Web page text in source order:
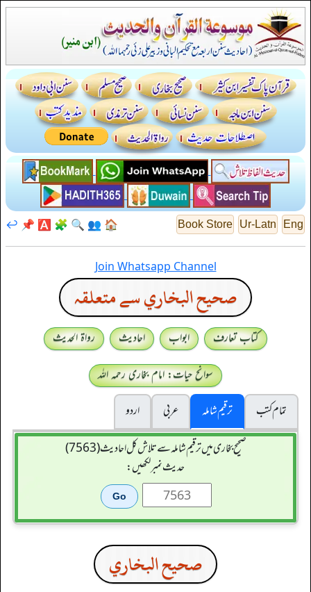
Eng
Ur-Latn
Book Store
🏠
👥
🔍
🧩
🅰️
📌
↩️
Join Whatsapp Channel
صحيح البخاري سے متعلقہ
کتاب تعارف ابواب احادیث
رواۃ الحدیث
سوانح حیات: امام بخاری رحمہ اللہ
تمام کتب
ترقیم شاملہ عربی
اردو
صحیح بخاری میں ترقیم شاملہ سے تلاش کل احادیث (7563)
حدیث نمبر لکھیں:
صحيح البخاري